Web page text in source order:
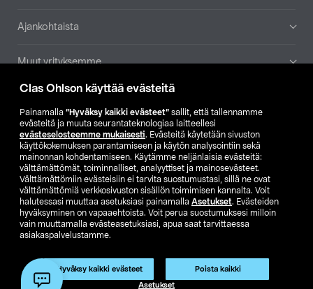
Clas Ohlson käyttää evästeitä
Painamalla ”Hyväksy kaikki evästeet” sallit, että tallennamme
evästeitä ja muuta seurantateknologiaa laitteellesi
evästeselosteemme mukaisesti. Evästeitä käytetään sivuston
käyttökokemuksen parantamiseen ja käytön analysointiin sekä
mainonnan kohdentamiseen. Käytämme neljänlaisia evästeitä:
välttämättömät, toiminnalliset, analyyttiset ja mainosevästeet.
Välttämättömiin evästeisiin ei tarvita suostumustasi, sillä ne ovat
välttämättömiä verkkosivuston sisällön toimimisen kannalta. Voit
halutessasi muuttaa asetuksiasi painamalla Asetukset. Evästeiden
hyväksyminen on vapaaehtoista. Voit perua suostumuksesi milloin
vain muuttamalla evästeasetuksiasi, apua saat tarvittaessa
asiakaspalvelustamme.
Hyväksy kaikki evästeet Poista kaikki
Asetukset
Tuote on poistunut
Tuotenro: 19-3035
Ajankohtaista
Muut yrityksemme
Etsi myymälä
SE NO FI
FI SV
Näytä hinnat ilman ALV:a